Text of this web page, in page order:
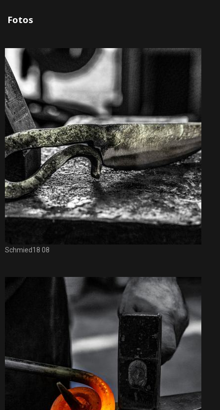
Fotos
Schmied18 08